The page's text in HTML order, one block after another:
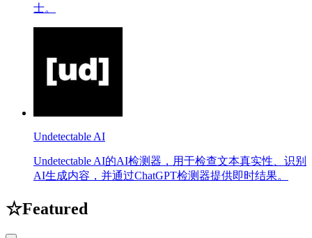
士。
Undetectable AI
Undetectable AI的AI检测器，用于检查文本真实性、识别
AI生成内容，并通过ChatGPT检测器提供即时结果。
☆Featured